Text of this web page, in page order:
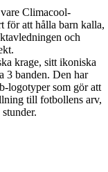
Climacool-
för att hålla barn kalla,
och
krage, sitt ikoniska
3 banden. Den har
logotyper som gör att
till fotbollens arv,